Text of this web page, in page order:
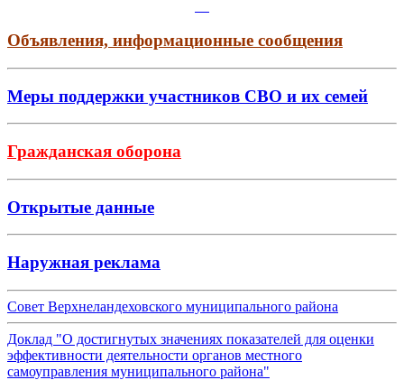
Объявления, информационные сообщения
Меры поддержки участников СВО и их семей
Гражданская оборона
Открытые данные
Наружная реклама
Совет Верхнеландеховского муниципального района
Доклад "О достигнутых значениях показателей для оценки
эффективности деятельности органов местного
самоуправления муниципального района"